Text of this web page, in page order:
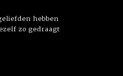
hebben
zo gedraagt